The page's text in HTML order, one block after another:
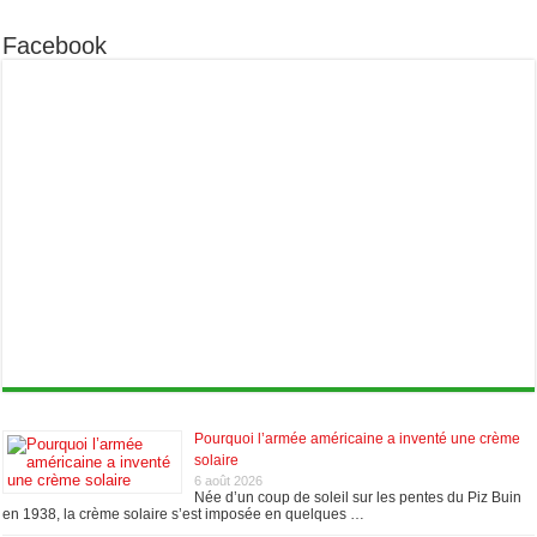
Facebook
Pourquoi l’armée américaine a inventé une crème
solaire
6 août 2026
Née d’un coup de soleil sur les pentes du Piz Buin
en 1938, la crème solaire s’est imposée en quelques …